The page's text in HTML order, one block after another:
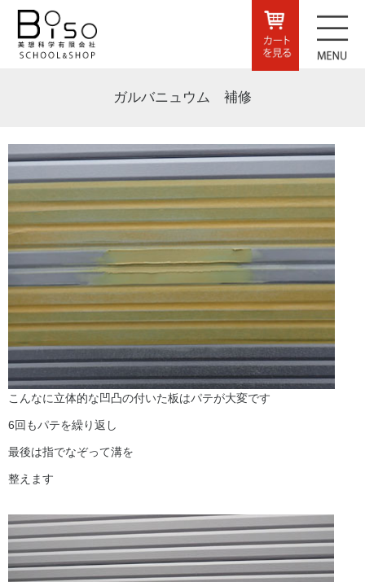
ガルバニュウム 補修
こんなに立体的な凹凸の付いた板はパテが大変です
6回もパテを繰り返し
最後は指でなぞって溝を
整えます